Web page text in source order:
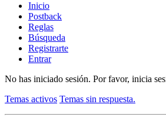
Inicio
Postback
Reglas
Búsqueda
Registrarte
Entrar
No has iniciado sesión. Por favor, inicia
Temas activos Temas sin respuesta.